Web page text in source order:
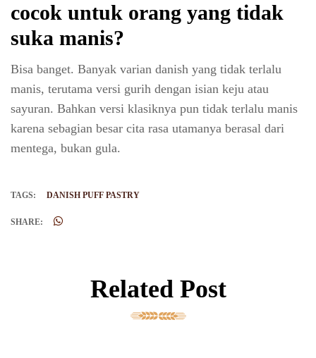
cocok untuk orang yang tidak
suka manis?
Bisa banget. Banyak varian danish yang tidak terlalu
manis, terutama versi gurih dengan isian keju atau
sayuran. Bahkan versi klasiknya pun tidak terlalu manis
karena sebagian besar cita rasa utamanya berasal dari
mentega, bukan gula.
TAGS: DANISH PUFF PASTRY
SHARE:
Related Post